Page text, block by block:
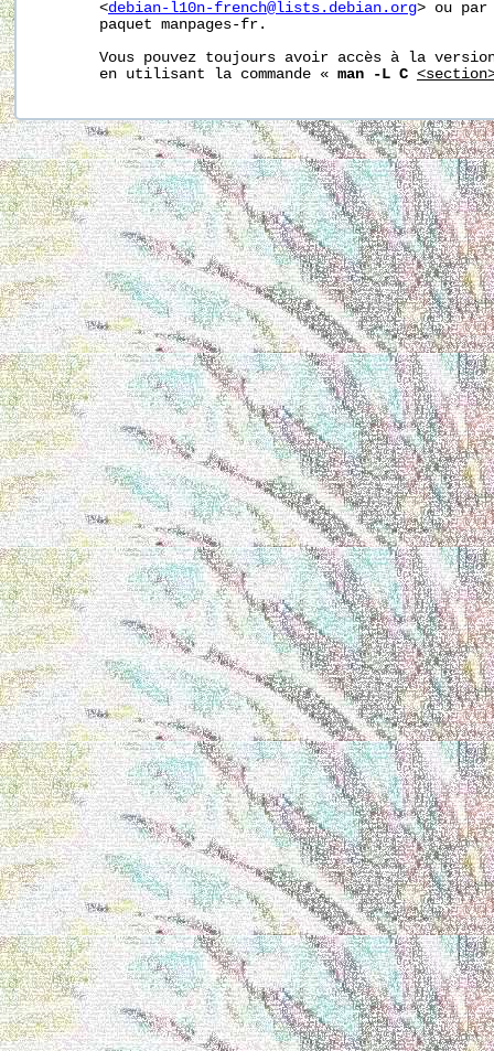
       <
debian-l10n-french@lists.debian.org> ou par
       paquet manpages-fr.
Vous pouvez toujours avoir accès à la
       en utilisant la commande «
man -L C